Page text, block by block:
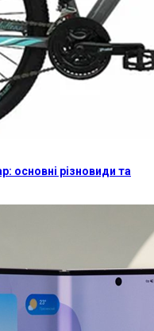
основні різновиди та